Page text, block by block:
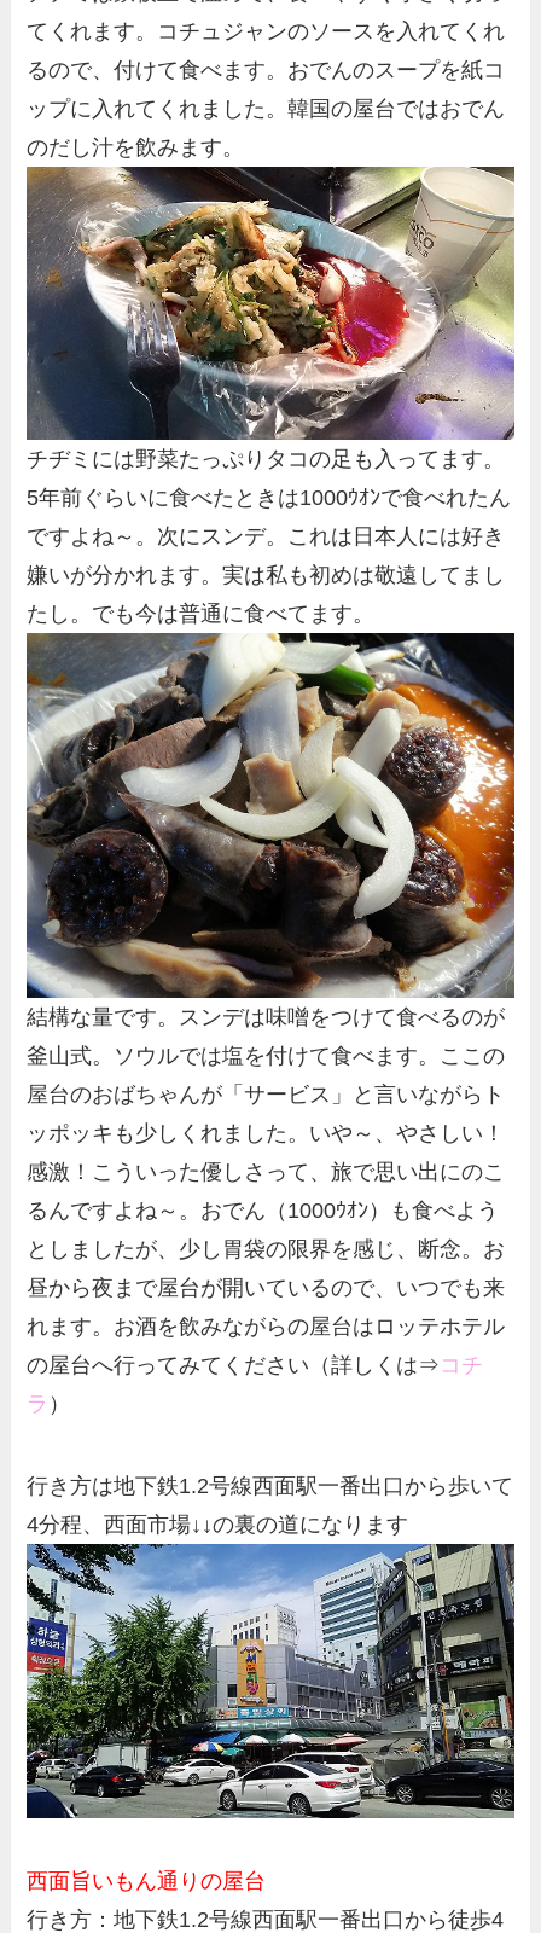
てくれます。コチュジャンのソースを入れてくれ
るので、付けて食べます。おでんのスープを紙コ
ップに入れてくれました。韓国の屋台ではおでん
のだし汁を飲みます。
チヂミには野菜たっぷりタコの足も入ってます。
5年前ぐらいに食べたときは1000ｳｵﾝで食べれたん
ですよね～。次にスンデ。これは日本人には好き
嫌いが分かれます。実は私も初めは敬遠してまし
たし。でも今は普通に食べてます。
結構な量です。スンデは味噌をつけて食べるのが
釜山式。ソウルでは塩を付けて食べます。ここの
屋台のおばちゃんが「サービス」と言いながらト
ッポッキも少しくれました。いや～、やさしい！
感激！こういった優しさって、旅で思い出にのこ
るんですよね～。おでん（1000ｳｵﾝ）も食べよう
としましたが、少し胃袋の限界を感じ、断念。お
昼から夜まで屋台が開いているので、いつでも来
れます。お酒を飲みながらの屋台はロッテホテル
の屋台へ行ってみてください（詳しくは⇒ コチ
ラ ）
行き方は地下鉄1.2号線西面駅一番出口から歩いて
4分程、西面市場↓↓の裏の道になります
西面旨いもん通りの屋台
行き方：地下鉄1.2号線西面駅一番出口から徒歩4